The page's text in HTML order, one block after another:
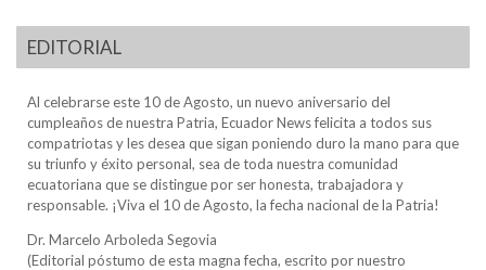
EDITORIAL
Al celebrarse este 10 de Agosto, un nuevo aniversario del
cumpleaños de nuestra Patria, Ecuador News felicita a todos sus
compatriotas y les desea que sigan poniendo duro la mano para que
su triunfo y éxito personal, sea de toda nuestra comunidad
ecuatoriana que se distingue por ser honesta, trabajadora y
responsable. ¡Viva el 10 de Agosto, la fecha nacional de la Patria!
Dr. Marcelo Arboleda Segovia
(Editorial póstumo de esta magna fecha, escrito por nuestro